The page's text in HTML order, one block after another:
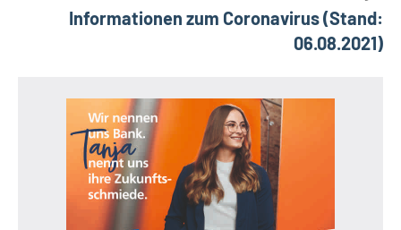
Informationen zum Coronavirus (Stand:
06.08.2021)